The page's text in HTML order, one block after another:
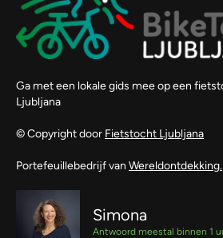
Ga met een lokale gids mee op een
Ljubljana
© Copyright door Fietstocht Ljubljana
Portefeuillebedrijf van Wereldontdekking.
Simona
Antwoord meestal binnen 1